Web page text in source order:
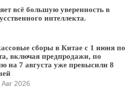
всё большую уверенность в
интеллекта.
сборы в Китае с 1 июня по
включая предпродажи, по
на 7 августа уже превысили 8
2026